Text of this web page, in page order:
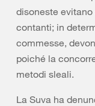
disoneste
contanti; in
commesse,
poiché la
metodi sleali.
La Suva ha